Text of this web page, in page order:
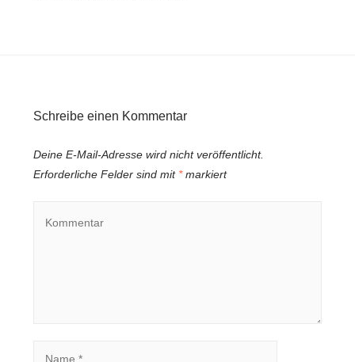
Schreibe einen Kommentar
Deine E-Mail-Adresse wird nicht veröffentlicht.
Erforderliche Felder sind mit *markiert